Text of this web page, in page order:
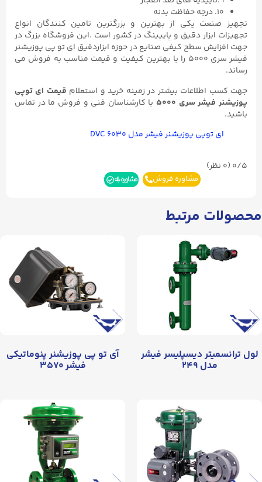
۱۰. درجه حفاظت بدنه
تجهیز صنعت یکی از بهترین و بزرگترین تامین کنندگان انواع
تجهیزات ابزار دقیق و پایپینگ در کشور است .این فروشگاه بزرگ در
جهت افزایش سطح کیفی صنایع در حوزه ابزاردقیق ای تو پی پوزیشنر
فیشر سری ۵۰۰۰ را با بهترین کیفیت و قیمت مناسب به فروش می
رساند.
جهت کسب اطلاعات بیشتر در زمینه خرید و استعلام قیمت ای توپی
پوزیشنر فیشر سری ۵۰۰۰
با کارشناسان فنی و فروش ما در تماس
باشید.
ای توپی پوزیشنر فیشر مدل DVC ۶۰۳۰
0/5 (۰ نظر)
مشاوره فروش مشاوره بله
محصولات مرتبط
لول ترانسمیتر دیسپلیسر فیشر
مدل ۲۴۹
آی تو پی پوزیشنر پنوماتیکی
فیشر ۳۵۷۰